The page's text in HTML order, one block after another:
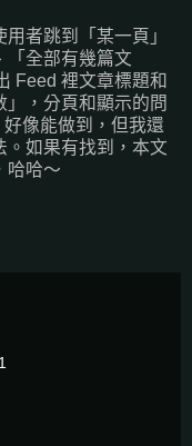
者跳到「某一頁」
「全部有幾篇文
Feed 裡文章標題和
，分頁和顯示的問
像能做到，但我還
。如果有找到，本文
哈哈～